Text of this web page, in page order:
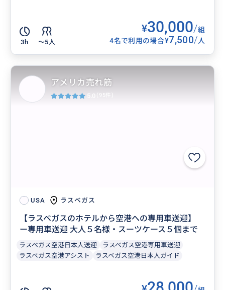
3h 〜5人
¥30,000/組
4名で利用の場合¥7,500/人
USA ラスベガス
【ラスベガスのホテルから空港への専用車送迎】
ー専用車送迎 大人５名様・スーツケース５個まで
ラスベガス空港日本人送迎
ラスベガス空港専用車送迎
ラスベガス空港アシスト
ラスベガス空港日本人ガイド
アメリカ売れ筋
5.0 (95件)